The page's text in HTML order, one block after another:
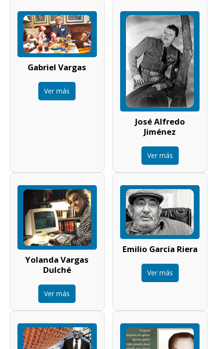
Gabriel Vargas
Ver más
José Alfredo
Jiménez
Ver más
Yolanda Vargas
Dulché
Ver más
Emilio García Riera
Ver más